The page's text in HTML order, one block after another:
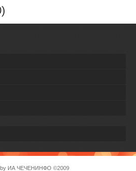
ИА ЧЕЧЕНИНФО ©2009